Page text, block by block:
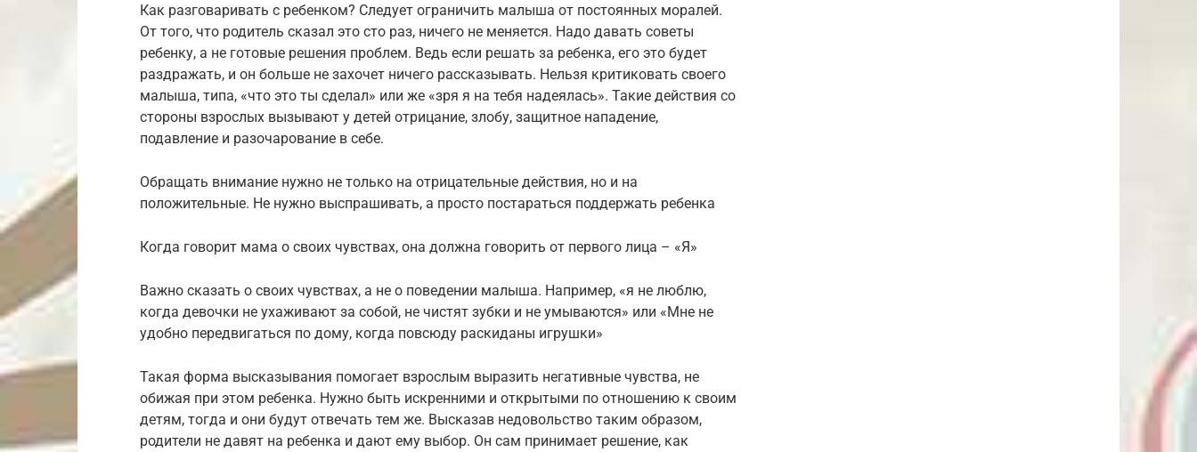
Как разговаривать с ребенком? Следует ограничить малыша от постоянных моралей.
От того, что родитель сказал это сто раз, ничего не меняется. Надо давать советы
ребенку, а не готовые решения проблем. Ведь если решать за ребенка, его это будет
раздражать, и он больше не захочет ничего рассказывать. Нельзя критиковать своего
малыша, типа, «что это ты сделал» или же «зря я на тебя надеялась». Такие действия со
стороны взрослых вызывают у детей отрицание, злобу, защитное нападение,
подавление и разочарование в себе.
Обращать внимание нужно не только на отрицательные действия, но и на
положительные. Не нужно выспрашивать, а просто постараться поддержать ребенка
Когда говорит мама о своих чувствах, она должна говорить от первого лица – «Я»
Важно сказать о своих чувствах, а не о поведении малыша. Например, «я не люблю,
когда девочки не ухаживают за собой, не чистят зубки и не умываются» или «Мне не
удобно передвигаться по дому, когда повсюду раскиданы игрушки»
Такая форма высказывания помогает взрослым выразить негативные чувства, не
обижая при этом ребенка. Нужно быть искренними и открытыми по отношению к своим
детям, тогда и они будут отвечать тем же. Высказав недовольство таким образом,
родители не давят на ребенка и дают ему выбор. Он сам принимает решение, как